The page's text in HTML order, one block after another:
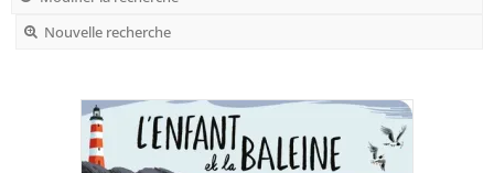
Nouvelle recherche